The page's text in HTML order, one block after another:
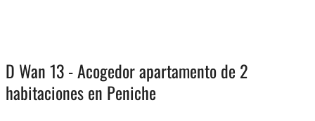
D Wan 13 - Acogedor apartamento de 2
habitaciones en Peniche